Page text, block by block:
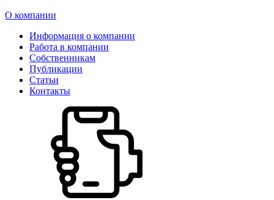
О компании
Информация о компании
Работа в компании
Собственникам
Публикации
Статьи
Контакты